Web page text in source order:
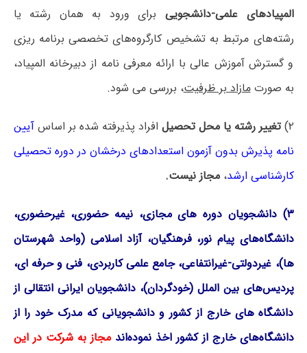
المپیادهای علمی-دانشجویی برای ورود به همان رشته یا
رشته‌های مرتبط به تشخیص کارگروه‌های تخصصی برنامه ریزی
و گسترش آموزش عالی با ارائه معرفی نامه از دبیرخانه المپیاد،
به صورتمازاد بر ظرفیت، بررسی می شود.
۲) تغییر رشته یا محل تحصیل افراد پذیرفته شده بر اساس آیین
نامه پذیرش بدون آزمون استعدادهای درخشان در دوره تحصیلی
کارشناسی ارشد،مجاز نیست.
۳) دانشجویان دوره های مجازی، نیمه حضوری، غیرحضوری،
دانشگاه‌های پیام نور، فرهنگیان، آزاد اسلامی (واحد شهرستان
ها)، غیردولتی-غیرانتفاعی، جامع علمی کاربردی، فنی و حرفه ای،
پردیس‌های بین الملل (خودگردان)، دانشجویان ایرانی انتقالی از
دانشگاه های خارج از کشور و دانشجویانی که مدرک خود را از
دانشگاه‌های خارج از کشور اخذ نموده‌اند مجاز به شرکت در این